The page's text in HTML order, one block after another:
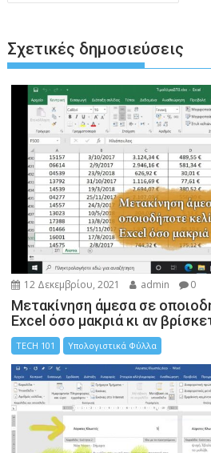
Σχετικές δημοσιεύσεις
12 Δεκεμβρίου, 2021 admin 0
Μετακίνηση άμεσα σε
Excel όσο μακριά κι αν
TECH 101 Υπολογιστικά Φύλλα